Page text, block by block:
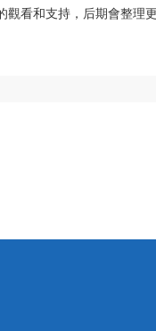
和支持，后期會整理